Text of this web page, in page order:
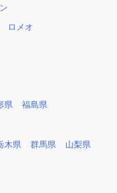
ロメオ
県 福島県
木県 群馬県 山梨県